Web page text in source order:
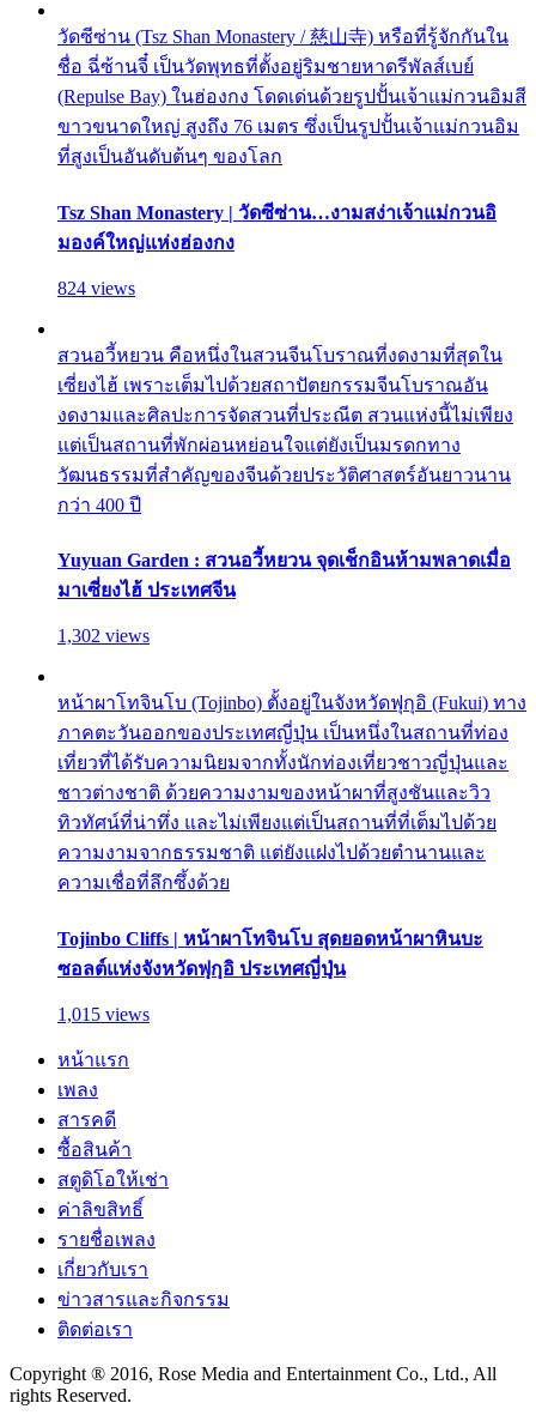
วัดซีซ่าน (Tsz Shan Monastery / 慈山寺) หรือที่รู้จักกันใน
ชื่อ ฉี่ซ้านจี๋ เป็นวัดพุทธที่ตั้งอยู่ริมชายหาดรีพัลส์เบย์
(Repulse Bay) ในฮ่องกง โดดเด่นด้วยรูปปั้นเจ้าแม่กวนอิมสี
ขาวขนาดใหญ่ สูงถึง 76 เมตร ซึ่งเป็นรูปปั้นเจ้าแม่กวนอิม
ที่สูงเป็นอันดับต้นๆ ของโลก
Tsz Shan Monastery | วัดซีซ่าน…งามสง่าเจ้าแม่กวนอิ
มองค์ใหญ่แห่งฮ่องกง
824 views
สวนอวี้หยวน คือหนึ่งในสวนจีนโบราณที่งดงามที่สุดใน
เซี่ยงไฮ้ เพราะเต็มไปด้วยสถาปัตยกรรมจีนโบราณอัน
งดงามและศิลปะการจัดสวนที่ประณีต สวนแห่งนี้ไม่เพียง
แต่เป็นสถานที่พักผ่อนหย่อนใจแต่ยังเป็นมรดกทาง
วัฒนธรรมที่สำคัญของจีนด้วยประวัติศาสตร์อันยาวนาน
กว่า 400 ปี
Yuyuan Garden : สวนอวี้หยวน จุดเช็กอินห้ามพลาดเมื่อ
มาเซี่ยงไฮ้ ประเทศจีน
1,302 views
หน้าผาโทจินโบ (Tojinbo) ตั้งอยู่ในจังหวัดฟุกุอิ (Fukui) ทาง
ภาคตะวันออกของประเทศญี่ปุ่น เป็นหนึ่งในสถานที่ท่อง
เที่ยวที่ได้รับความนิยมจากทั้งนักท่องเที่ยวชาวญี่ปุ่นและ
ชาวต่างชาติ ด้วยความงามของหน้าผาที่สูงชันและวิว
ทิวทัศน์ที่น่าทึ่ง และไม่เพียงแต่เป็นสถานที่ที่เต็มไปด้วย
ความงามจากธรรมชาติ แต่ยังแฝงไปด้วยตำนานและ
ความเชื่อที่ลึกซึ้งด้วย
Tojinbo Cliffs | หน้าผาโทจินโบ สุดยอดหน้าผาหินบะ
ซอลต์แห่งจังหวัดฟุกุอิ ประเทศญี่ปุ่น
1,015 views
หน้าแรก
เพลง
สารคดี
ซื้อสินค้า
สตูดิโอให้เช่า
ค่าลิขสิทธิ์
รายชื่อเพลง
เกี่ยวกับเรา
ข่าวสารและกิจกรรม
ติดต่อเรา
Copyright ® 2016, Rose Media and Entertainment Co., Ltd., All
rights Reserved.